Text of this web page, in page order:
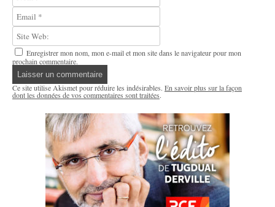
Enregistrer mon nom, mon e-mail et mon site dans le navigateur pour mon
prochain commentaire.
Ce site utilise Akismet pour réduire les indésirables. En savoir plus sur la façon
dont les données de vos commentaires sont traitées.